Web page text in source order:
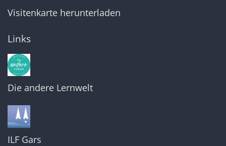
Visitenkarte herunterladen
Links
Die andere Lernwelt
ILF Gars